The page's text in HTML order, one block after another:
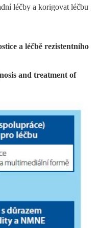
léčby a korigovat léčbu
a léčbě rezistentního
and treatment of